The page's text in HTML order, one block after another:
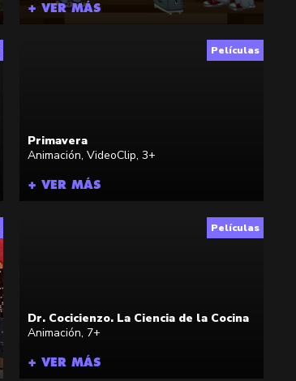
+ VER MÁS
Películas
Primavera
Animación, VideoClip, 3+
+ VER MÁS
Películas
Dr. Cocicienzo. La Ciencia de la Cocina
Animación, 7+
+ VER MÁS